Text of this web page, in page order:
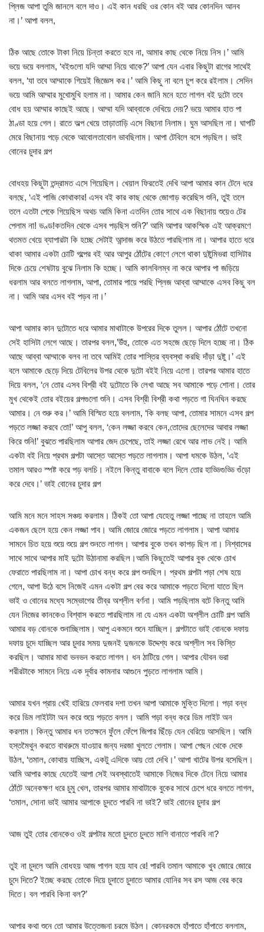
প্লিজ আপা তুমি জানলে বলে দাও। এই কান ধরছি ওর কোন বই আর কোনদিন আনব
না।’ আপা বলল,
ঠিক আছে তোকে টাকা নিয়ে চিন্তা করতে হবে না, আমার কাছ থেকে নিয়ে নিস।’ আমি
ভয়ে ভয়ে বললাম, ‘বইগুলো যদি আম্মা নিয়ে থাকে?’ আপা যেন এবার কিছুটা রাগের সাথেই
বলল, ‘যা তবে আম্মাকে গিয়েই জিজ্ঞেস কর।’ আমি কিছু না বলে চুপ করে রইলাম। সেদিন
ভয়ে আমি আম্মার মুখোমুখি হলাম না। আমার কেন জানি মনে হতে লাগল বই দুটো তবে
বোধ হয় আম্মার কাছেই আছে। আম্মা যদি আব্বাকে দেখিয়ে দেয়? ভয়ে আমার হাত পা
ঠাণ্ডা হয়ে গেল। রাতে অল্প খেয়ে তাড়াতাড়ি এসে বিছানা নিলাম। ঘুম আসছিল না। ঘাপটি
মেরে বিছানায় পড়ে থেকে আবোলতাবোল ভাবছিলাম। আপা টেবিলে বসে পড়ছিল। ভাই
বোনের চুদার গল্প
বোধহয় কিছুটা তন্দ্রামত এসে গিয়েছিল। খেয়াল ফিরতেই দেখি আপা আমার কান টেনে ধরে
বলছে, ‘এই পাজি কোথাকার! এসব বই কার কাছ থেকে জোগাড় করেছিস শুনি, তুই তলে
তলে এতটা পেকে গিয়েছিস অথচ আমি কিনা এতদিন তোর সাথে এক বিছানায় শুয়েও টের
পেলাম না! ভণ্ড!কতদিন থেকে এসব পড়ছিস শুনি?’ আমি আপার আকস্মিক এই আক্রমণে
থতমত খেয়ে ব্যাপারটা কি হচ্ছে সেটাই আন্দাজ করে উঠতে পারছিলাম না। আপার হাতে ধরে
থাকা আমার একটা চোটি গল্পের বই আর আপুর ঠোঁটের কোণে লেগে থাকা দুষ্টুমিভরা হাসিটার
দিকে চেয়ে শেষটায় বুঝে নিলাম কি হচ্ছে। আমি কালবিলম্ব না করে আপার পা জড়িয়ে
ধরলাম আর বলতে লাগলাম, আপা, তোমার পায়ে পরছি প্লিজ আব্বা আম্মাকে এসব কিছু বল
না। আমি আর এসব বই পড়ব না।’
আপা আমার কান দুটোতে ধরে আমার মাথাটাকে উপরের দিকে তুলল। আপার ঠোঁটে তখনো
সেই হাসিটা লেগে আছে। তারপর বলল,’উঁহু, তোকে এত সহজে ছেড়ে দিলে হচ্ছে না। ঠিক
আছে আব্বা আম্মাকে বলব না তবে আমিই তোর শাস্তির ব্যবস্থা করছি দাঁড়া দুষ্টু।’ এই
বলে আমাকে ছেড়ে দিয়ে টেবিলের উপর থেকে দুটো বইই নিয়ে এলো। তারপর আমার হাতে
দিয়ে বলল, ‘নে তোর এসব বিশ্রী বই দুটোতে কি লেখা আছে সব আমাকে পড়ে শোনা। তোর
মুখ থেকেই তোর বইয়ের গল্পগুলো শুনি। এসব বিশ্রী বিশ্রী কথা পড়তে গা ঘিনঘিন করছে
আমার। নে শুরু কর।’ আমি বিস্মিত হয়ে বললাম, ‘কি বলছ আপা, তোমার সামনে এসব গল্প
পড়তে লজ্জা করবে তো!’ আপু বলল, ‘কেন লজ্জা করবে কেন,তোদের ছেলেদের আবার লজ্জা
কিরে শুনি!’ বুঝতে পারছিলাম আপার জেদ চেপেছে, তাই লজ্জা রেখে আর লাভ নেই। আমি
একটা বই নিয়ে প্রথম গল্পটা আস্তে আস্তে পড়তে লাগলাম। আপা ধমকে উঠল, ‘এই
তমাল আরও স্পষ্ট করে পড় বলচি। নইলে কিন্তু বাবাকে বলে দিলে তোর হাড্ডিগুড্ডি গুঁড়ো
করে দেবে।’ ভাই বোনের চুদার গল্প
আমি মনে মনে সাহস সঞ্চয় করলাম। ঠিকই তো আপা যেহেতু লজ্জা পাচ্ছে না তাহলে আমি
একজন ছেলে হয়ে কেন লজ্জা পাব। আমি জোরে জোরে পড়তে লাগলাম। আপা আমার
সামনে চিত হয়ে শুয়ে শুয়ে গল্প শুনতে লাগল। আপার বুকে তখন কাপড় ছিল না। নিশ্বাসের
সাথে সাথে আপার মাই দুটো উঠানামা করছিল।আমি কিছুতেই আপার বুক থেকে চোখ
ফেরাতে পারছিলাম না। আপা চোখ বন্ধ করে গল্প শুনছিল। প্রথম গল্পটা পড়া শেষ হয়ে
গেলে, আপা উঠে বসে নিজেই এমন একটা গল্প বের করে আমাকে পড়তে দিলো যাতে ছিল
ভাই ও বোনের মধ্যে সম্ভোগের তীব্র অশ্লীল বর্ণনা। আমি পড়ছিলাম বটে কিন্তু আমি
যেন নিজের কানকেও বিশ্বাস করতে পারছিলাম না যে এমন একটা অশ্লীল চোটি গল্প আমি
আমার বড় বোনকে শুনাচ্ছিলাম। আপু একমনে শুনে যাচ্ছিল। গল্পটাতে ভাই বোনকে দফায়
দফায় চুদে যাচ্ছিল আর চুদার সময় দুজনই দুজনকে উদ্দেশ্য করে অশ্লীল সব কিস্তি
করছিল। আমার মাথা ভনভন করতে লাগল। ধন ঠাটিয়ে গেল। আপার যৌবন ভরা
শরীরটাকে সামনে নিয়ে এক দূর্বার কামনার আগুনে পুড়তে লাগলাম আমি।
আমার যখন প্রায় খেই হারিয়ে ফেলবার দশা তখন আপা আমাকে মুক্তি দিলো। পড়া বন্ধ
করে ডিম লাইটটা অন করে শুয়ে পড়তে বলল। আমি পড়া বন্ধ করে ডিম লাইট অন
করলাম। কিন্তু আমার ধন ততক্ষনে ফুঁলে ফেঁপে জিপার ছিঁড়ে যেন বেরিয়ে আসছিল। আমি
হস্তমৈথুন করতে বাথরুমে যাওয়ার জন্য দরজা খুলতে গেলাম। আপা পেছন থেকে দেকে
উঠল, ‘তমাল, কোথায় যাচ্ছিস, একটু এদিকে আয় তো দেখি।’ আপা খাটের উপর বসেছিল।
আমি আপার কাছে যেতেই আপা সেই অবস্থাতেই আমাকে নিজের দিকে টেনে নিয়ে আমার
ঠোঁটে অনেকক্ষণ ধরে চুমু খেল, তারপর আমার মাথাটাকে বুকের সাথে চেপে ধরে বলতে লাগল,
‘তমাল, সোনা ভাই আমার আপাকে চুদতে পারবি না ভাই? ভাই বোনের চুদার গল্প
আজ তুই তোর বোনকেও ওই গল্পটার মতো চুদতে চুদতে মাগি বানাতে পারবি না?
তুই না চুদলে আমি বোধহয় আজ পাগল হয়ে যাব রে! পারবি তমাল আমাকে খুব জোরে জোরে
চুদে দিতে? ইচ্ছে করছে তোকে দিয়ে চুদাতে চুদাতে আমার যোনির সব রস আজ বের করে
দিতে। বল পারবি কিনা বল?’
আপার কথা শুনে তো আমার উত্তেজনা চরমে উঠল। কোনরকমে হাঁপাতে হাঁপাতে বললাম,